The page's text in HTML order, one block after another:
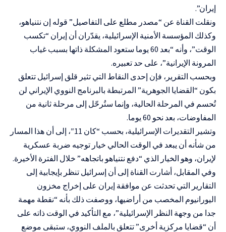
إيران”.
ونقلت القناة عن “مصدر مطلع على التفاصيل” قوله إن نتنياهو،
وكذلك المؤسسة الأمنية الإسرائيلية، يقدّران أن إيران “تكسب
الوقت”، وأنه “بعد 60 يوما ستعود المشكلة ذاتها بسبب غياب
المرونة الإيرانية”، على حد تعبيره.
وبحسب التقرير، فإن إحدى النقاط التي تثير قلق إسرائيل تتعلق
بكون “القضايا الجوهرية” المرتبطة بالبرنامج النووي الإيراني لن
تُحسم في المرحلة الحالية، وإنما ستُرحّل إلى مرحلة ثانية من
المفاوضات، بعد نحو 60 يوما.
وتشير التقديرات الإسرائيلية، بحسب “كان 11″، إلى أن هذا المسار
من شأنه أن يبعد في الوقت الحالي خيار توجيه ضربة عسكرية
لإيران، وهو الخيار الذي “دفع نتنياهو باتجاهه” خلال الفترة الأخيرة.
وفي المقابل، أشارت القناة إلى أن إسرائيل تنظر بإيجابية إلى
التقارير التي تحدثت عن موافقة إيران على إخراج مخزون
اليورانيوم المخصب من أراضيها، ووصفت ذلك بأنه “نقطة مهمة
جدا من وجهة النظر الإسرائيلية”، مع التأكيد في الوقت ذاته على
أن “قضايا مركزية أخرى” تتعلق بالملف النووي، ستبقى موضع